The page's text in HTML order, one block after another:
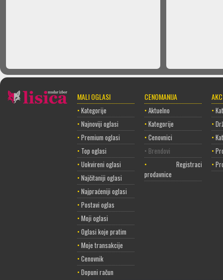
MALI OGLASI
• Kategorije
• Najnoviji oglasi
• Premium oglasi
• Top oglasi
• Uokvireni oglasi
• Najčitaniji oglasi
• Najpraćeniji oglasi
• Postavi oglas
• Moji oglasi
• Oglasi koje pratim
• Moje transakcije
• Cenovnik
• Dopuni račun
CENOMANIJA
• Aktuelno
• Kategorije
• Cenovnici
• Brendovi
• Registracija
prodavnice
•
•
•
•
•